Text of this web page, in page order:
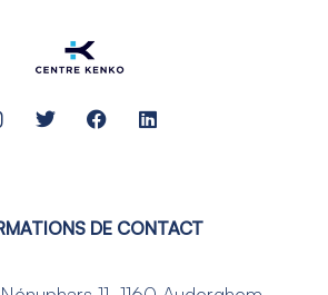
DE CONTACT